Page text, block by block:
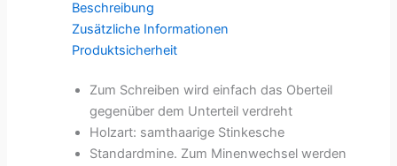
Beschreibung
Zusätzliche Informationen
Produktsicherheit
Zum Schreiben wird einfach das Oberteil
gegenüber dem Unterteil verdreht
Holzart: samthaarige Stinkesche
Standardmine. Zum Minenwechsel werden